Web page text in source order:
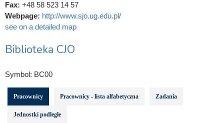
Fax: +48 58 523 14 57
Webpage: http://www.sjo.ug.edu.pl/
see on a detailed map
Biblioteka CJO
Symbol: BC00
Pracownicy Pracownicy - lista alfabetyczna Zadania
Jednostki podległe